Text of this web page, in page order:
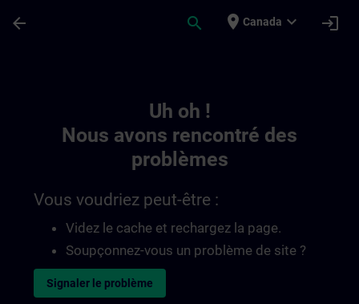
arrow_back search place Canada expand_more login
Uh oh !
Nous avons rencontré des
problèmes
Vous voudriez peut-être :
Videz le cache et rechargez la page.
Soupçonnez-vous un problème de site ?
Signaler le problème